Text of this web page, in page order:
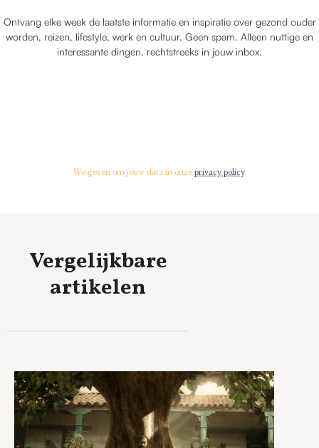
Ontvang elke week de laatste informatie en inspiratie over gezond ouder
worden, reizen, lifestyle, werk en cultuur. Geen spam. Alleen nuttige en
interessante dingen, rechtstreeks in jouw inbox.
We geven om jouw data in onze privacy policy.
Vergelijkbare
artikelen